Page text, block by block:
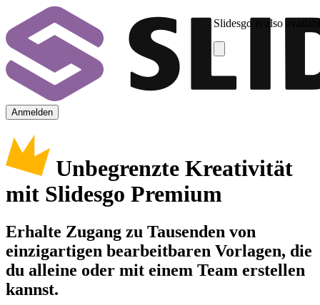
Slidesgo is also
Anmelden
Unbegrenzte Kreativität
mit Slidesgo Premium
Erhalte Zugang zu Tausenden von
einzigartigen bearbeitbaren Vorlagen, die
du alleine oder mit einem Team erstellen
kannst.